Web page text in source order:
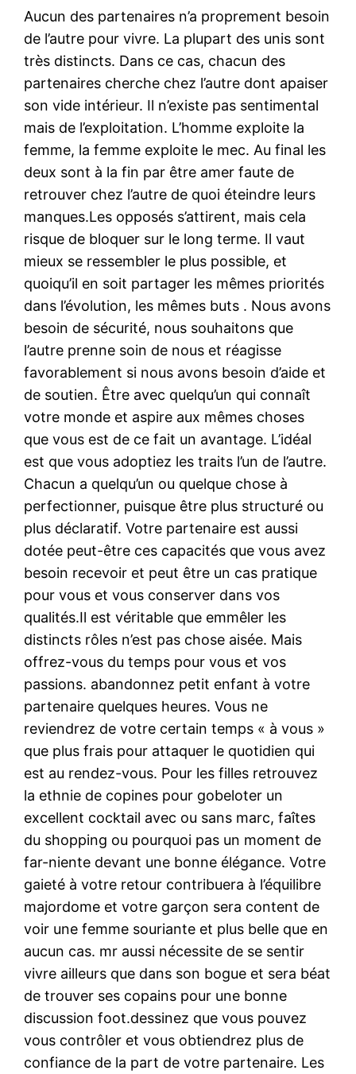
Aucun des partenaires n’a proprement besoin
de l’autre pour vivre. La plupart des unis sont
très distincts. Dans ce cas, chacun des
partenaires cherche chez l’autre dont apaiser
son vide intérieur. Il n’existe pas sentimental
mais de l’exploitation. L’homme exploite la
femme, la femme exploite le mec. Au final les
deux sont à la fin par être amer faute de
retrouver chez l’autre de quoi éteindre leurs
manques.Les opposés s’attirent, mais cela
risque de bloquer sur le long terme. Il vaut
mieux se ressembler le plus possible, et
quoiqu’il en soit partager les mêmes priorités
dans l’évolution, les mêmes buts . Nous avons
besoin de sécurité, nous souhaitons que
l’autre prenne soin de nous et réagisse
favorablement si nous avons besoin d’aide et
de soutien. Être avec quelqu’un qui connaît
votre monde et aspire aux mêmes choses
que vous est de ce fait un avantage. L’idéal
est que vous adoptiez les traits l’un de l’autre.
Chacun a quelqu’un ou quelque chose à
perfectionner, puisque être plus structuré ou
plus déclaratif. Votre partenaire est aussi
dotée peut-être ces capacités que vous avez
besoin recevoir et peut être un cas pratique
pour vous et vous conserver dans vos
qualités.Il est véritable que emmêler les
distincts rôles n’est pas chose aisée. Mais
offrez-vous du temps pour vous et vos
passions. abandonnez petit enfant à votre
partenaire quelques heures. Vous ne
reviendrez de votre certain temps « à vous »
que plus frais pour attaquer le quotidien qui
est au rendez-vous. Pour les filles retrouvez
la ethnie de copines pour gobeloter un
excellent cocktail avec ou sans marc, faîtes
du shopping ou pourquoi pas un moment de
far-niente devant une bonne élégance. Votre
gaieté à votre retour contribuera à l’équilibre
majordome et votre garçon sera content de
voir une femme souriante et plus belle que en
aucun cas. mr aussi nécessite de se sentir
vivre ailleurs que dans son bogue et sera béat
de trouver ses copains pour une bonne
discussion foot.dessinez que vous pouvez
vous contrôler et vous obtiendrez plus de
confiance de la part de votre partenaire. Les